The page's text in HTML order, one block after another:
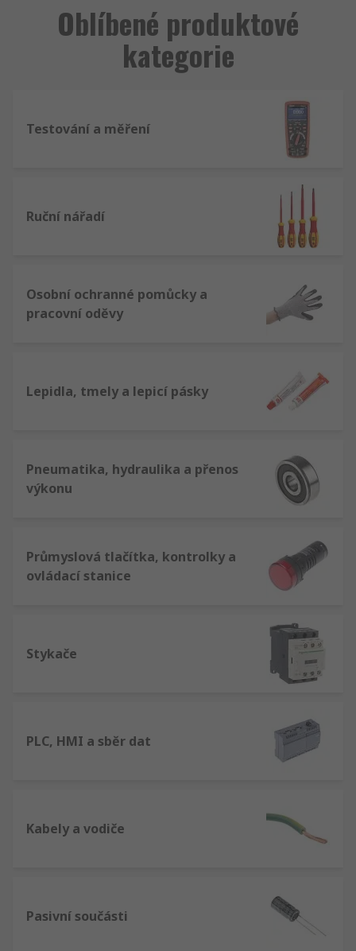
Oblíbené produktové
kategorie
Testování a měření
Ruční nářadí
Osobní ochranné pomůcky a
pracovní oděvy
Lepidla, tmely a lepicí pásky
Pneumatika, hydraulika a přenos
výkonu
Průmyslová tlačítka, kontrolky a
ovládací stanice
Stykače
PLC, HMI a sběr dat
Kabely a vodiče
Pasivní součásti